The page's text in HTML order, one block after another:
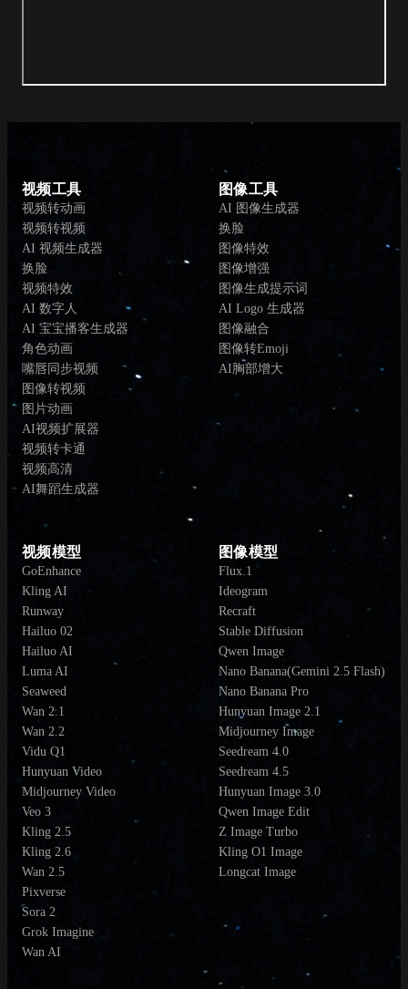
视频工具
视频转动画
视频转视频
AI 视频生成器
换脸
视频特效
AI 数字人
AI 宝宝播客生成器
角色动画
嘴唇同步视频
图像转视频
图片动画
AI视频扩展器
视频转卡通
视频高清
AI舞蹈生成器
图像工具
AI 图像生成器
换脸
图像特效
图像增强
图像生成提示词
AI Logo 生成器
图像融合
图像转Emoji
AI胸部增大
视频模型
GoEnhance
Kling AI
Runway
Hailuo 02
Hailuo AI
Luma AI
Seaweed
Wan 2.1
Wan 2.2
Vidu Q1
Hunyuan Video
Midjourney Video
Veo 3
Kling 2.5
Kling 2.6
Wan 2.5
Pixverse
Sora 2
Grok Imagine
Wan AI
图像模型
Flux.1
Ideogram
Recraft
Stable Diffusion
Qwen Image
Nano Banana(Gemini 2.5 Flash)
Nano Banana Pro
Hunyuan Image 2.1
Midjourney Image
Seedream 4.0
Seedream 4.5
Hunyuan Image 3.0
Qwen Image Edit
Z Image Turbo
Kling O1 Image
Longcat Image